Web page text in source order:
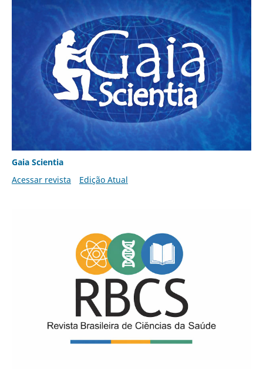
Gaia Scientia
Acessar revista
Edição Atual